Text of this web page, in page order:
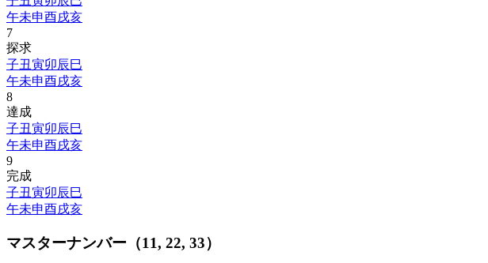
午未申酉戌亥
7
探求
子丑寅卯辰巳
午未申酉戌亥
8
達成
子丑寅卯辰巳
午未申酉戌亥
9
完成
子丑寅卯辰巳
午未申酉戌亥
マスターナンバー（11, 22, 33）